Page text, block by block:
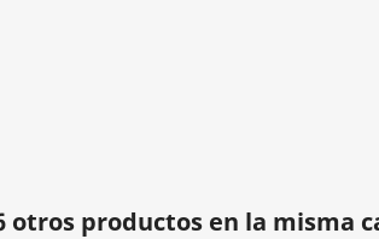
otros productos en la misma